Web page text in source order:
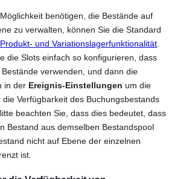
benötigen, die Bestände auf
zu verwalten, können Sie die Standard
und Variationslagerfunktionalität.
die Slots einfach so konfigurieren, dass
verwenden, und dann die
in der Ereignis-Einstellungen um die
Verfügbarkeit des Buchungsbestands
beachten Sie, dass dies bedeutet, dass
Bestand aus demselben Bestandspool
nicht auf Ebene der einzelnen
ist.